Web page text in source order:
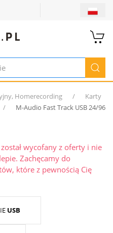
Homerecording
Karty
M-Audio Fast Track USB 24/96
wycofany z oferty i nie
Zachęcamy do
które z pewnością Cię
USB